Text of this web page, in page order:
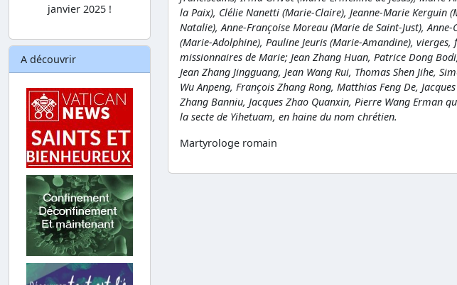
janvier 2025 !
A découvrir
la Paix), Clélie Nanetti (Marie-Claire), Jeanne-Marie Kerguin
Natalie), Anne-Françoise Moreau (Marie de Saint-Just),
(Marie-Adolphine), Pauline Jeuris (Marie-Amandine), vierges,
missionnaires de Marie; Jean Zhang Huan, Patrice Dong
Jean Zhang Jingguang, Jean Wang Rui, Thomas Shen Jihe,
Wu Anpeng, François Zhang Rong, Matthias Feng De,
Zhang Banniu, Jacques Zhao Quanxin, Pierre Wang Erman
la secte de Yihetuam, en haine du nom chrétien.
Martyrologe romain